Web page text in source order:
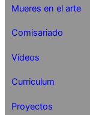
Mueres en el arte
Comisariado
Vídeos
Curriculum
Proyectos